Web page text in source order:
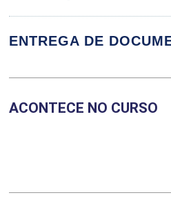
Cidadania e direitos
ENTREGA DE
ACONTECE NO CURSO